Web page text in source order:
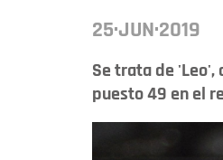
25·JUN·2019
Se trata de 'Leo',
puesto 49 en el